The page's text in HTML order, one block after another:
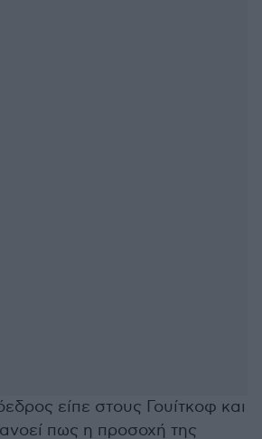
είπε στους Γουίτκοφ και
πως η προσοχή της